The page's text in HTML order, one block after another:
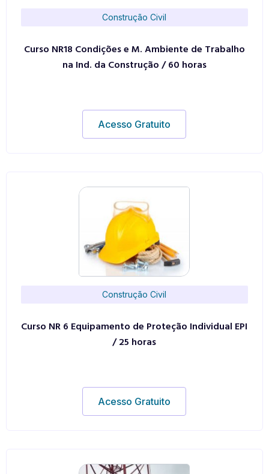
Construção Civil
Curso NR18 Condições e M. Ambiente de Trabalho
na Ind. da Construção / 60 horas
Acesso Gratuito
Construção Civil
Curso NR 6 Equipamento de Proteção Individual EPI
/ 25 horas
Acesso Gratuito